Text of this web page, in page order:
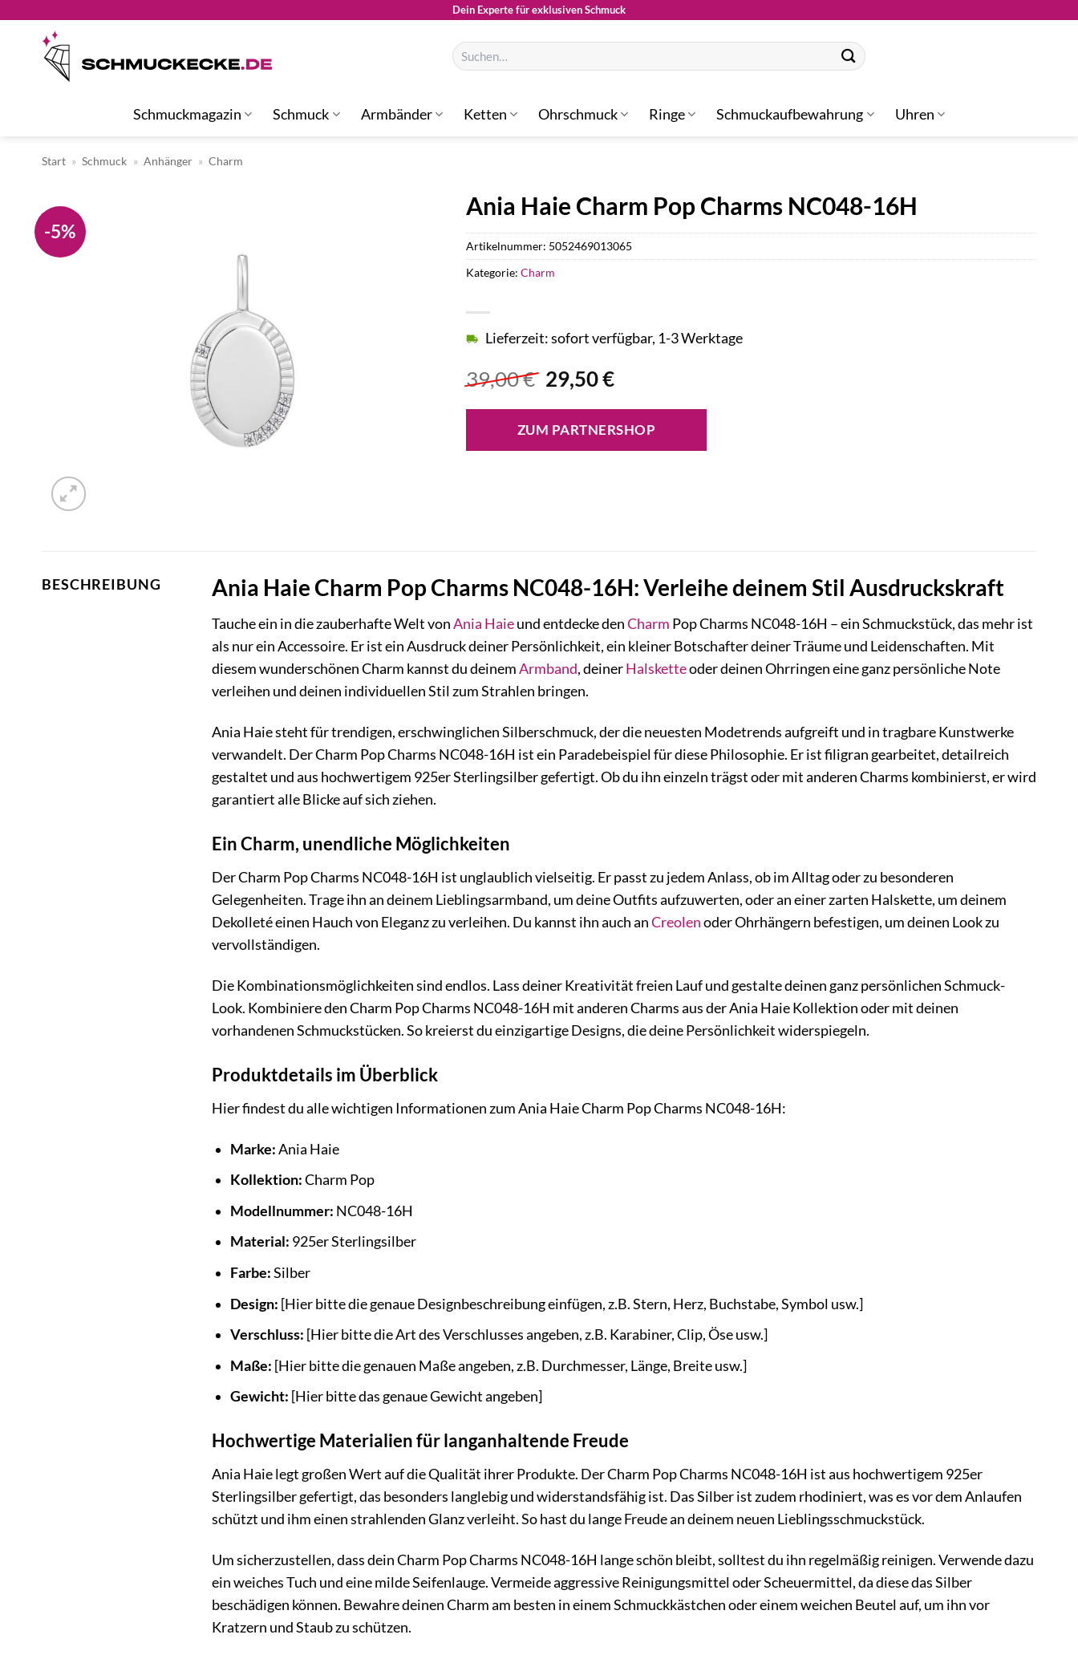
springen
Dein Experte für exklusiven Schmuck
Suchen
nach:
Schmuckmagazin Schmuck Armbänder Ketten Ohrschmuck Ringe Schmuckaufbewahrung Uhren
Start » Schmuck » Anhänger » Charm
-5%
Ania Haie Charm Pop Charms NC048-16H
39,00€ Ursprünglicher
Preis
war:
39,00 €
29,50€Aktueller
ist:
29,50 €.
Lieferzeit: sofort verfügbar, 1-3 Werktage
ZUM PARTNERSHOP
Artikelnummer: 5052469013065
Kategorie:Charm
BESCHREIBUNG Ania Haie Charm Pop Charms NC048-16H: Verleihe deinem Stil Ausdruckskraft
Tauche ein in die zauberhafte Welt vonAnia Haieund entdecke denCharm Pop Charms NC048-16H – ein Schmuckstück, das mehr ist
als nur ein Accessoire. Er ist ein Ausdruck deiner Persönlichkeit, ein kleiner Botschafter deiner Träume und Leidenschaften. Mit
diesem wunderschönen Charm kannst du deinemArmband, deinerHalsketteoder deinen Ohrringen eine ganz persönliche Note
verleihen und deinen individuellen Stil zum Strahlen bringen.
Ania Haie steht für trendigen, erschwinglichen Silberschmuck, der die neuesten Modetrends aufgreift und in tragbare Kunstwerke
verwandelt. Der Charm Pop Charms NC048-16H ist ein Paradebeispiel für diese Philosophie. Er ist filigran gearbeitet, detailreich
gestaltet und aus hochwertigem 925er Sterlingsilber gefertigt. Ob du ihn einzeln trägst oder mit anderen Charms kombinierst, er wird
garantiert alle Blicke auf sich ziehen.
Ein Charm, unendliche Möglichkeiten
Der Charm Pop Charms NC048-16H ist unglaublich vielseitig. Er passt zu jedem Anlass, ob im Alltag oder zu besonderen
Gelegenheiten. Trage ihn an deinem Lieblingsarmband, um deine Outfits aufzuwerten, oder an einer zarten Halskette, um deinem
Dekolleté einen Hauch von Eleganz zu verleihen. Du kannst ihn auch anCreolenoder Ohrhängern befestigen, um deinen Look zu
vervollständigen.
Die Kombinationsmöglichkeiten sind endlos. Lass deiner Kreativität freien Lauf und gestalte deinen ganz persönlichen Schmuck-
Look. Kombiniere den Charm Pop Charms NC048-16H mit anderen Charms aus der Ania Haie Kollektion oder mit deinen
vorhandenen Schmuckstücken. So kreierst du einzigartige Designs, die deine Persönlichkeit widerspiegeln.
Produktdetails im Überblick
Hier findest du alle wichtigen Informationen zum Ania Haie Charm Pop Charms NC048-16H:
Marke:Ania Haie
Kollektion:Charm Pop
Modellnummer: NC048-16H
Material: 925er Sterlingsilber
Farbe:Silber
Design: [Hier bitte die genaue Designbeschreibung einfügen, z.B. Stern, Herz, Buchstabe, Symbol usw.]
Verschluss: [Hier bitte die Art des Verschlusses angeben, z.B. Karabiner, Clip, Öse usw.]
Maße: [Hier bitte die genauen Maße angeben, z.B. Durchmesser, Länge, Breite usw.]
Gewicht: [Hier bitte das genaue Gewicht angeben]
Hochwertige Materialien für langanhaltende Freude
Ania Haie legt großen Wert auf die Qualität ihrer Produkte. Der Charm Pop Charms NC048-16H ist aus hochwertigem 925er
Sterlingsilber gefertigt, das besonders langlebig und widerstandsfähig ist. Das Silber ist zudem rhodiniert, was es vor dem Anlaufen
schützt und ihm einen strahlenden Glanz verleiht. So hast du lange Freude an deinem neuen Lieblingsschmuckstück.
Um sicherzustellen, dass dein Charm Pop Charms NC048-16H lange schön bleibt, solltest du ihn regelmäßig reinigen. Verwende dazu
ein weiches Tuch und eine milde Seifenlauge. Vermeide aggressive Reinigungsmittel oder Scheuermittel, da diese das Silber
beschädigen können. Bewahre deinen Charm am besten in einem Schmuckkästchen oder einem weichen Beutel auf, um ihn vor
Kratzern und Staub zu schützen.